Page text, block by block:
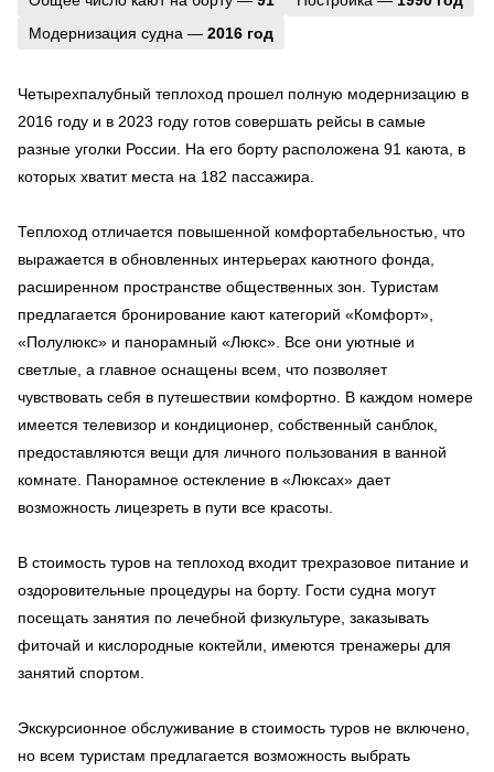
Модернизация судна — 2016 год
Четырехпалубный теплоход прошел полную модернизацию в
2016 году и в 2023 году готов совершать рейсы в самые
разные уголки России. На его борту расположена 91 каюта, в
которых хватит места на 182 пассажира.
Теплоход отличается повышенной комфортабельностью, что
выражается в обновленных интерьерах каютного фонда,
расширенном пространстве общественных зон. Туристам
предлагается бронирование кают категорий «Комфорт»,
«Полулюкс» и панорамный «Люкс». Все они уютные и
светлые, а главное оснащены всем, что позволяет
чувствовать себя в путешествии комфортно. В каждом номере
имеется телевизор и кондиционер, собственный санблок,
предоставляются вещи для личного пользования в ванной
комнате. Панорамное остекление в «Люксах» дает
возможность лицезреть в пути все красоты.
В стоимость туров на теплоход входит трехразовое питание и
оздоровительные процедуры на борту. Гости судна могут
посещать занятия по лечебной физкультуре, заказывать
фиточай и кислородные коктейли, имеются тренажеры для
занятий спортом.
Экскурсионное обслуживание в стоимость туров не включено,
но всем туристам предлагается возможность выбрать